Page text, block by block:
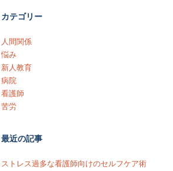
カテゴリー
人間関係
悩み
新人教育
病院
看護師
苦労
最近の記事
ストレス過多な看護師向けのセルフケア術